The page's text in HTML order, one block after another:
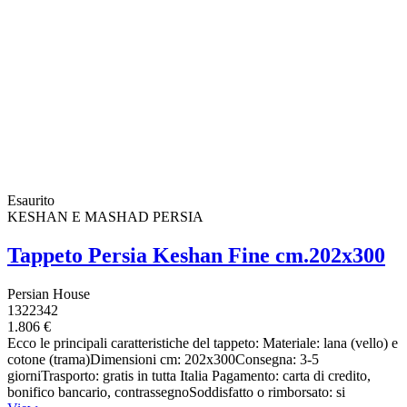
Esaurito
KESHAN E MASHAD PERSIA
Tappeto Persia Keshan Fine cm.202x300
Persian House
1322342
1.806 €
Ecco le principali caratteristiche del tappeto: Materiale: lana (vello) e
cotone (trama)Dimensioni cm: 202x300Consegna: 3-5
giorniTrasporto: gratis in tutta Italia Pagamento: carta di credito,
bonifico bancario, contrassegnoSoddisfatto o rimborsato: si